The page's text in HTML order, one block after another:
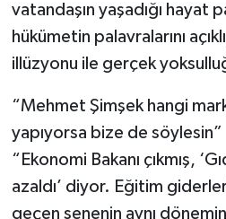
vatandaşın yaşadığı hayat
hükümetin palavralarını
illüzyonu ile gerçek
“Mehmet Şimşek hangi
yapıyorsa bize de söylesin”
“Ekonomi Bakanı çıkmış,
azaldı’ diyor. Eğitim
geçen senenin aynı
Ulusal